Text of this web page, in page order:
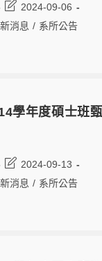
2024-09-06
消息 / 系所公告
學年度碩士班
2024-09-13
消息 / 系所公告